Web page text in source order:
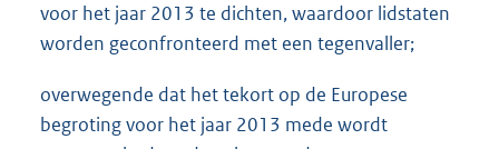
voor het jaar 2013 te dichten, waardoor lidstaten
worden geconfronteerd met een tegenvaller;
overwegende dat het tekort op de Europese
begroting voor het jaar 2013 mede wordt